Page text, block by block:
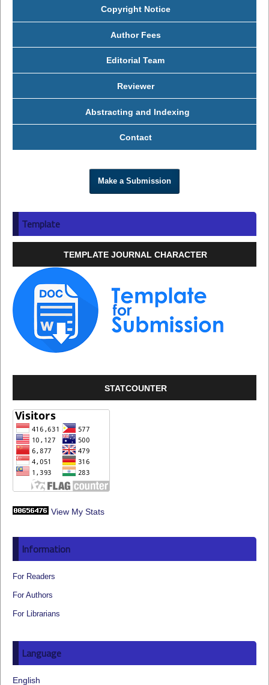
Copyright Notice
Author Fees
Editorial Team
Reviewer
Abstracting and Indexing
Contact
Make a Submission
Template
TEMPLATE JOURNAL CHARACTER
STATCOUNTER
View My Stats
Information
For Readers
For Authors
For Librarians
Language
English